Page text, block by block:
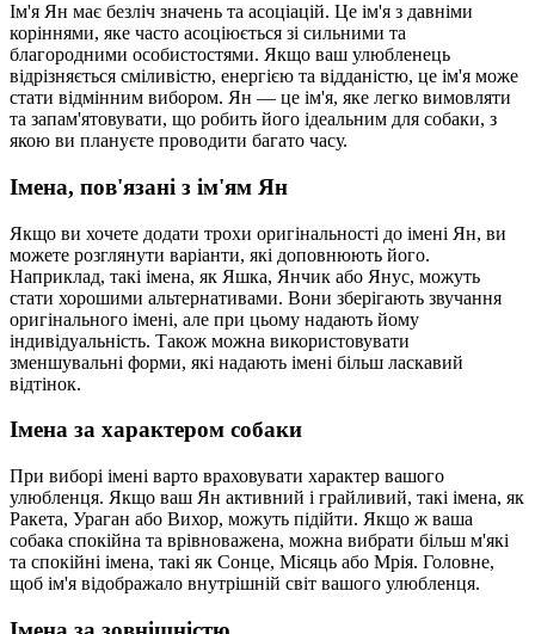
Ім'я Ян має безліч значень та асоціацій. Це ім'я з давніми
коріннями, яке часто асоціюється зі сильними та
благородними особистостями. Якщо ваш улюбленець
відрізняється сміливістю, енергією та відданістю, це ім'я може
стати відмінним вибором. Ян — це ім'я, яке легко вимовляти
та запам'ятовувати, що робить його ідеальним для собаки, з
якою ви плануєте проводити багато часу.
Імена, пов'язані з ім'ям Ян
Якщо ви хочете додати трохи оригінальності до імені Ян, ви
можете розглянути варіанти, які доповнюють його.
Наприклад, такі імена, як Яшка, Янчик або Янус, можуть
стати хорошими альтернативами. Вони зберігають звучання
оригінального імені, але при цьому надають йому
індивідуальність. Також можна використовувати
зменшувальні форми, які надають імені більш ласкавий
відтінок.
Імена за характером собаки
При виборі імені варто враховувати характер вашого
улюбленця. Якщо ваш Ян активний і грайливий, такі імена, як
Ракета, Ураган або Вихор, можуть підійти. Якщо ж ваша
собака спокійна та врівноважена, можна вибрати більш м'які
та спокійні імена, такі як Сонце, Місяць або Мрія. Головне,
щоб ім'я відображало внутрішній світ вашого улюбленця.